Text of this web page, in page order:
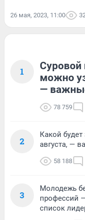
26 мая, 2023, 11:00
1
Суровой
можно
—
78 759
2
Какой
августа, —
58 188
3
Молодежь
профессий
список